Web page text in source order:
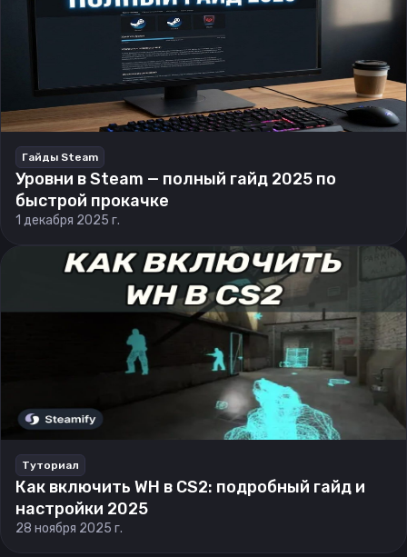
Гайды Steam
Уровни в Steam — полный гайд 2025 по
быстрой прокачке
1 декабря 2025 г.
Туториал
Как включить WH в CS2: подробный гайд и
настройки 2025
28 ноября 2025 г.